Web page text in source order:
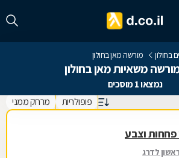
בחולון מורשה מאן בחולון
משאיות מאן בחולון
נמצאו 1 מוסכים
פופולריות מרחק ממני
פחחות וצבע
לדרג